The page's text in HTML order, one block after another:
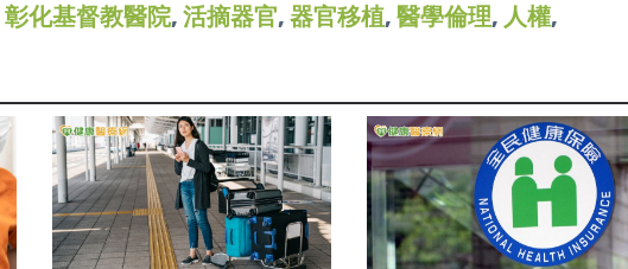
彰化基督教醫院, 活摘器官, 器官移植, 醫學倫理, 人權,